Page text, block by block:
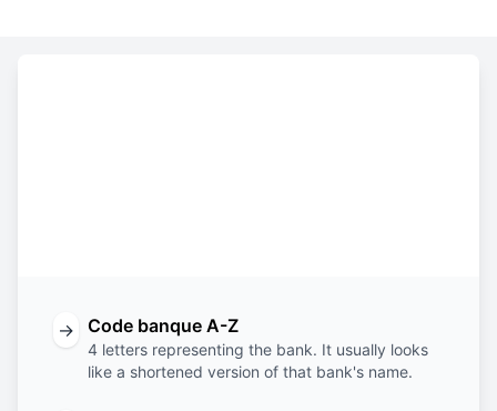
→ Code banque A-Z
4 letters representing the bank. It usually looks
like a shortened version of that bank's name.